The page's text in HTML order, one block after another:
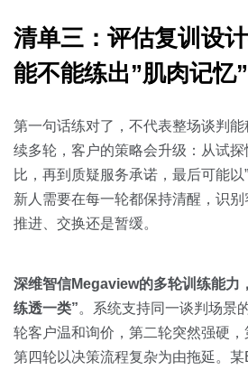
清单三：评估复训设
能不能练出”肌肉记忆”
第一句话练对了，不代表整场谈判
续多轮，客户的策略会升级：从试
比，再到质疑服务承诺，最后可能以
新人需要在每一轮都保持清醒，识
推进、交换还是暂缓。
深维智信Megaview的多轮训练能力
练透一类”。系统支持同一谈判场景
轮客户温和询价，第二轮突然强硬，
第四轮以决策流程复杂为由拖延。